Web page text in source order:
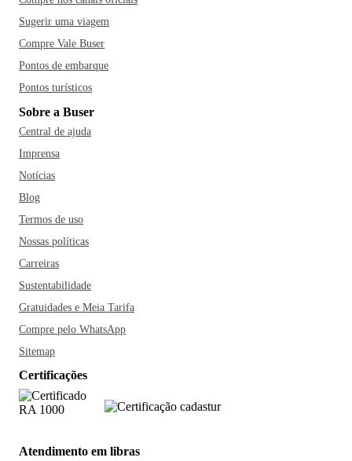
Sugerir uma viagem
Compre Vale Buser
Pontos de embarque
Pontos turísticos
Sobre a Buser
Central de ajuda
Imprensa
Notícias
Blog
Termos de uso
Nossas políticas
Carreiras
Sustentabilidade
Gratuidades e Meia Tarifa
Compre pelo WhatsApp
Sitemap
Certificações
Atendimento em libras